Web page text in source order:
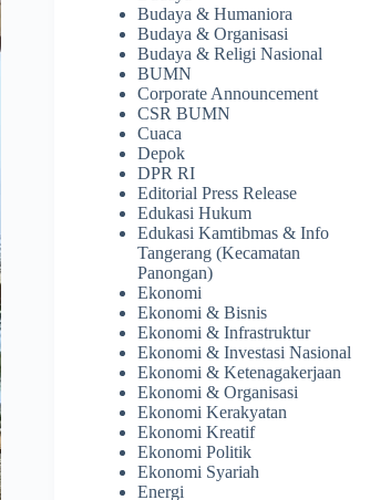
Budaya & Humaniora
Budaya & Organisasi
Budaya & Religi Nasional
BUMN
Corporate Announcement
CSR BUMN
Cuaca
Depok
DPR RI
Editorial Press Release
Edukasi Hukum
Edukasi Kamtibmas & Info
Tangerang (Kecamatan
Panongan)
Ekonomi
Ekonomi & Bisnis
Ekonomi & Infrastruktur
Ekonomi & Investasi Nasional
Ekonomi & Ketenagakerjaan
Ekonomi & Organisasi
Ekonomi Kerakyatan
Ekonomi Kreatif
Ekonomi Politik
Ekonomi Syariah
Energi